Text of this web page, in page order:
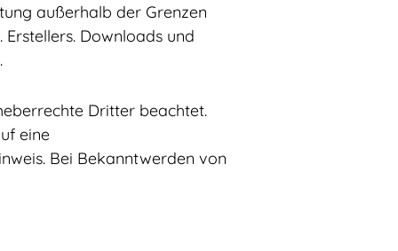
außerhalb der Grenzen
Downloads und
Dritter beachtet.
eine
Bei Bekanntwerden von